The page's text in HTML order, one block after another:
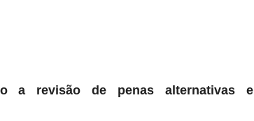
a revisão de penas alternativas e